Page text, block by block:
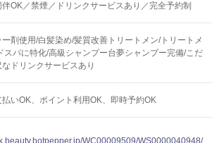
OK／禁煙／ドリンクサービスあり／完全予約制
剤使用/白髪染め/髪質改善トリートメン/トリートメ
スパに特化/高級シャンプー台夢シャンプー完備/こだ
ドリンクサービスあり
払いOK ポイント利用OK 即時予約OK